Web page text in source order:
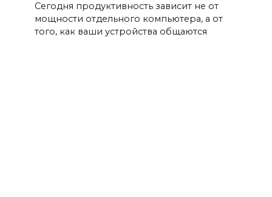
Сегодня продуктивность зависит не от
мощности отдельного компьютера, а от
того, как ваши устройства общаются